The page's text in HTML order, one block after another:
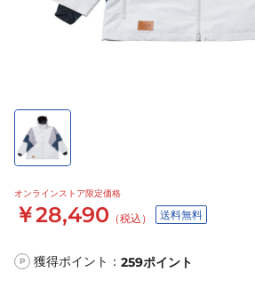
オンラインストア限定価格
￥28,490 （税込） 送料無料
P 獲得ポイント： 259ポイント